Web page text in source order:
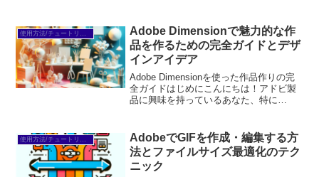
い方と設定方法を詳しく解説します。
Adobeポートフ...
Adobe Dimensionで魅力的な作
品を作るための完全ガイドとデザ
インアイデア
Adobe Dimensionを使った作品作りの完
全ガイドはじめにこんにちは！アドビ製
品に興味を持っているあなた、特に
方々がこの素晴らしいツールを使いこ
な...
AdobeでGIFを作成・編集する方
法とファイルサイズ最適化のテク
ニック